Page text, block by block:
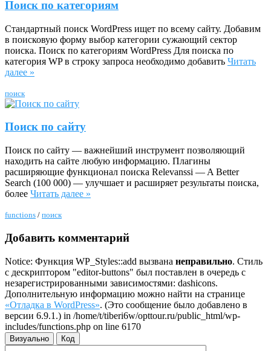
Поиск по категориям
Стандартный поиск WordPress ищет по всему сайту. Добавим
в поисковую форму выбор категории сужающий сектор
поиска. Поиск по категориям WordPress Для поиска по
категория WP в строку запроса необходимо добавить Читать
далее »
поиск
Поиск по сайту
Поиск по сайту — важнейший инструмент позволяющий
находить на сайте любую информацию. Плагины
расширяющие функционал поиска Relevanssi — A Better
Search (100 000) — улучшает и расширяет результаты поиска,
более Читать далее »
funсtions / поиск
Добавить комментарий
Notice: Функция WP_Styles::add вызвана неправильно. Стиль
с дескриптором "editor-buttons" был поставлен в очередь с
незарегистрированными зависимостями: dashicons.
Дополнительную информацию можно найти на странице
«Отладка в WordPress». (Это сообщение было добавлено в
версии 6.9.1.) in /home/t/tiberi6w/opttour.ru/public_html/wp-
includes/functions.php on line 6170
Визуально Код